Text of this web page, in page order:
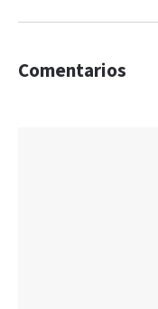
Comentarios